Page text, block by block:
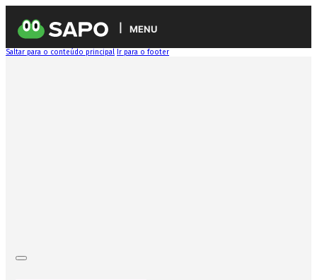
MENU
Saltar para o conteúdo principal Ir para o footer